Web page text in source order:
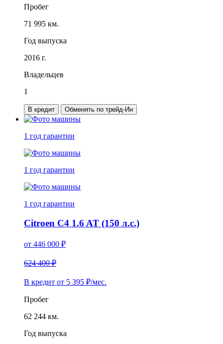
Пробег
71 995 км.
Год выпуска
2016 г.
Владельцев
1
В кредит Обменять по трейд-Ин
1 год гарантии
1 год гарантии
1 год гарантии
Citroen C4 1.6 AT (150 л.с.)
от 446 000 ₽
624 400 ₽
В кредит от 5 395 ₽/мес.
Пробег
62 244 км.
Год выпуска